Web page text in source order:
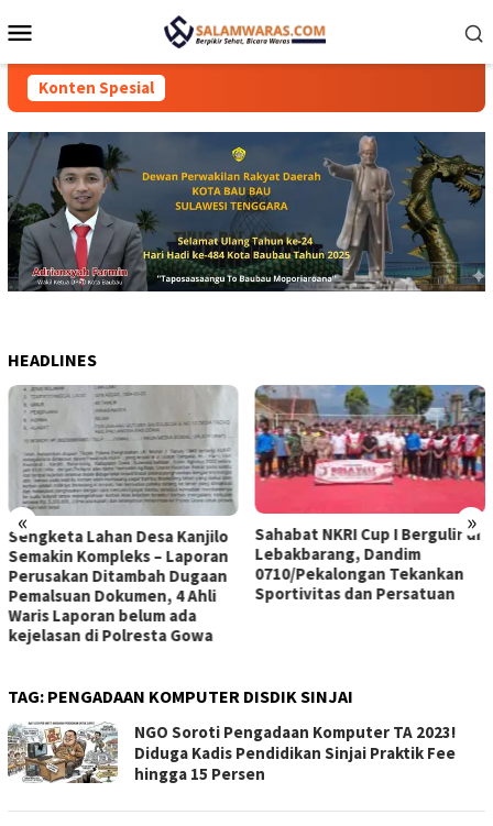
ke
Mobile
Konten Spesial
HEADLINES
« »
Sengketa Lahan Desa Kanjilo
Semakin Kompleks – Laporan
Perusakan Ditambah Dugaan
Pemalsuan Dokumen, 4 Ahli
Waris Laporan belum ada
kejelasan di Polresta Gowa
Sahabat NKRI Cup I Bergulir di
Lebakbarang, Dandim
0710/Pekalongan Tekankan
Sportivitas dan Persatuan
TAG: PENGADAAN KOMPUTER DISDIK SINJAI
NGO Soroti Pengadaan Komputer TA 2023!
Diduga Kadis Pendidikan Sinjai Praktik Fee
hingga 15 Persen